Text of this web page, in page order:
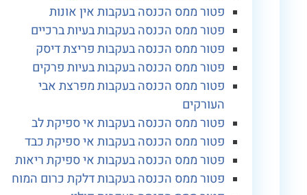
פטור ממס הכנסה בעקבות אין אונות
פטור ממס הכנסה בעקבות בעיות ברכיים
פטור ממס הכנסה בעקבות פריצת דיסק
פטור ממס הכנסה בעקבות בעיות פרקים
פטור ממס הכנסה בעקבות מפרצת אבי
העורקים
פטור ממס הכנסה בעקבות אי ספיקת לב
פטור ממס הכנסה בעקבות אי ספיקת כבד
פטור ממס הכנסה בעקבות אי ספיקת ריאות
פטור ממס הכנסה בעקבות דלקת כרום המוח